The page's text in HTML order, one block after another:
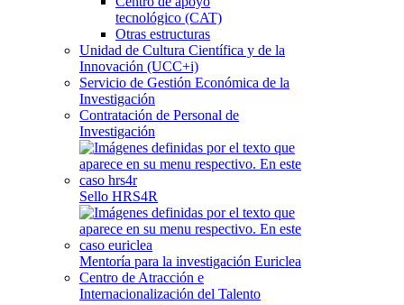
tecnológico (CAT)
Otras estructuras
Unidad de Cultura Científica y de la
Innovación (UCC+i)
Servicio de Gestión Económica de la
Investigación
Contratación de Personal de
Investigación
Sello HRS4R
Mentoría para la investigación Euriclea
Centro de Atracción e
Internacionalización del Talento